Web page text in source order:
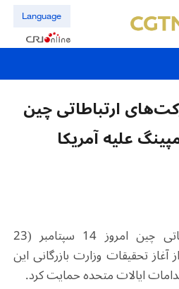
Language
ارتباطاتی چین
علیه آمریکا
انجمن شرکت‌های ارتباطاتی چین امروز 14 سپتامبر (23
آغاز تحقیقات وزارت بازرگانی این
ایالات متحده حمایت کرد.